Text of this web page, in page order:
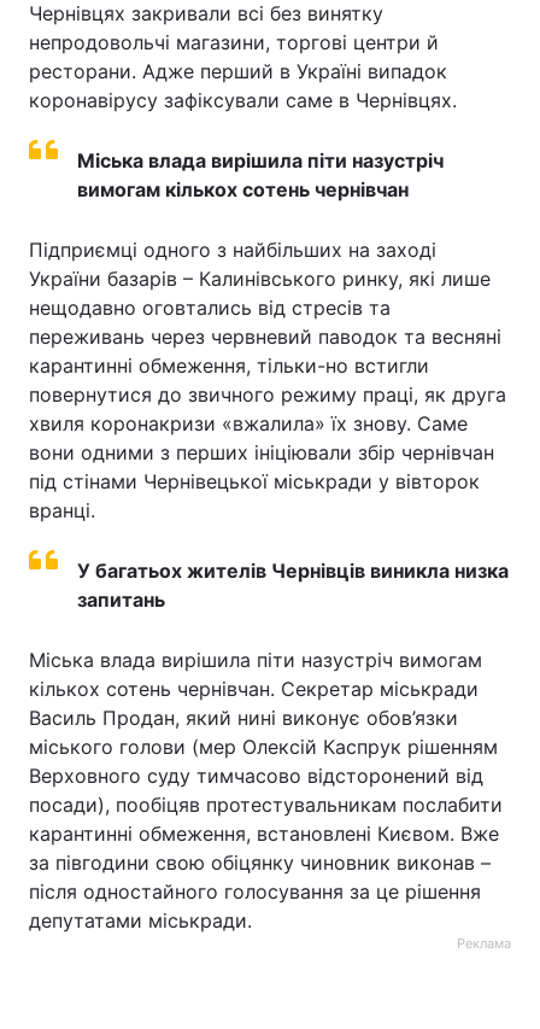
Чернівцях закривали всі без винятку
непродовольчі магазини, торгові центри й
ресторани. Адже перший в Україні випадок
коронавірусу зафіксували саме в Чернівцях.
Міська влада вирішила піти назустріч
вимогам кількох сотень чернівчан
Підприємці одного з найбільших на заході
України базарів – Калинівського ринку, які лише
нещодавно оговтались від стресів та
переживань через червневий паводок та весняні
карантинні обмеження, тільки-но встигли
повернутися до звичного режиму праці, як друга
хвиля коронакризи «вжалила» їх знову. Саме
вони одними з перших ініціювали збір чернівчан
під стінами Чернівецької міськради у вівторок
вранці.
У багатьох жителів Чернівців виникла низка
запитань
Міська влада вирішила піти назустріч вимогам
кількох сотень чернівчан. Секретар міськради
Василь Продан, який нині виконує обов’язки
міського голови (мер Олексій Каспрук рішенням
Верховного суду тимчасово відсторонений від
посади), пообіцяв протестувальникам послабити
карантинні обмеження, встановлені Києвом. Вже
за півгодини свою обіцянку чиновник виконав –
після одностайного голосування за це рішення
депутатами міськради.
Реклама